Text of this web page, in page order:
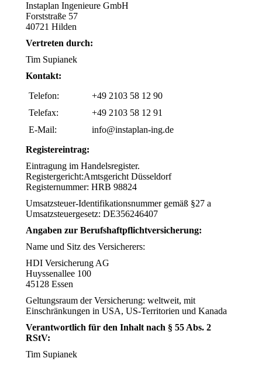
Instaplan Ingenieure GmbH
Forststraße 57
40721 Hilden
Vertreten durch:
Tim Supianek
Kontakt:
Telefon:
+49 2103 58 12 90
Telefax:
+49 2103 58 12 91
E-Mail:
info@instaplan-ing.de
Registereintrag:
Eintragung im Handelsregister.
Registergericht:Amtsgericht Düsseldorf
Registernummer: HRB 98824
Umsatzsteuer-Identifikationsnummer gemäß §27 a
Umsatzsteuergesetz: DE356246407
Angaben zur Berufshaftpflichtversicherung:
Name und Sitz des Versicherers:
HDI Versicherung AG
Huyssenallee 100
45128 Essen
Geltungsraum der Versicherung: weltweit, mit
Einschränkungen in USA, US-Territorien und Kanada
Verantwortlich für den Inhalt nach § 55 Abs. 2
RStV:
Tim Supianek